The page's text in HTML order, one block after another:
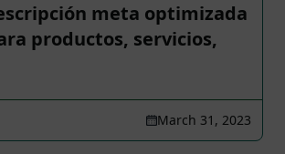
meta optimizada
productos, servicios,
March 31, 2023